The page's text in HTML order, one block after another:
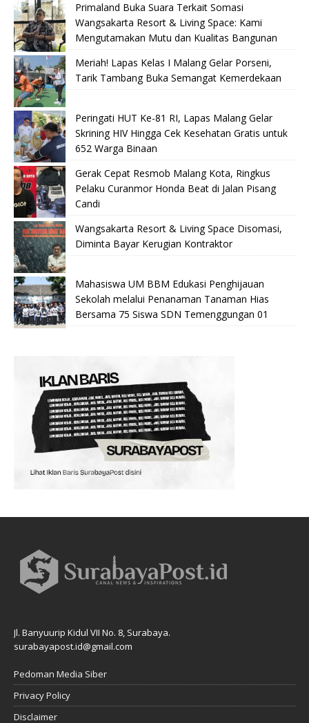
Primaland Buka Suara Terkait Somasi
Wangsakarta Resort & Living Space: Kami
Mengutamakan Mutu dan Kualitas Bangunan
Meriah! Lapas Kelas I Malang Gelar Porseni,
Tarik Tambang Buka Semangat Kemerdekaan
Peringati HUT Ke-81 RI, Lapas Malang Gelar
Skrining HIV Hingga Cek Kesehatan Gratis untuk
652 Warga Binaan
Gerak Cepat Resmob Malang Kota, Ringkus
Pelaku Curanmor Honda Beat di Jalan Pisang
Candi
Wangsakarta Resort & Living Space Disomasi,
Diminta Bayar Kerugian Kontraktor
Mahasiswa UM BBM Edukasi Penghijauan
Sekolah melalui Penanaman Tanaman Hias
Bersama 75 Siswa SDN Temenggungan 01
Jl. Banyuurip Kidul VII No. 8, Surabaya.
surabayapost.id@gmail.com
Pedoman Media Siber
Privacy Policy
Disclaimer